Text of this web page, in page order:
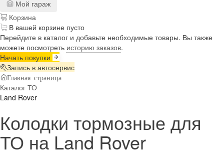
Мой гараж
Корзина
В вашей корзине пусто
Перейдите в каталог и добавьте необходимые товары. Вы также
можете посмотреть историю заказов.
Начать покупки
Запись в автосервис
Главная страница
Каталог ТО
Land Rover
Колодки тормозные для
ТО на Land Rover